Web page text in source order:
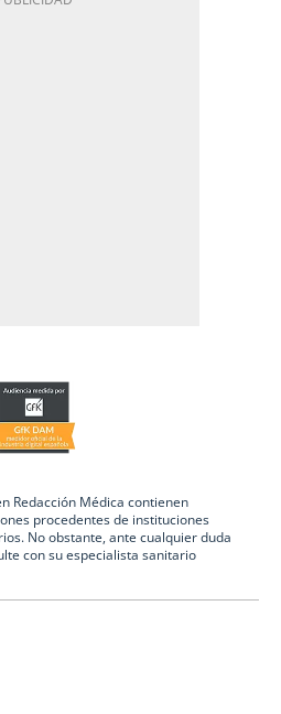
Redacción Médica contienen
procedentes de instituciones
No obstante, ante cualquier duda
con su especialista sanitario